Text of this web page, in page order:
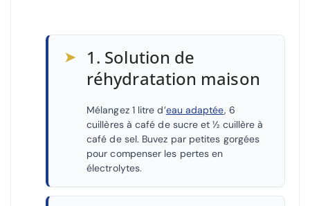
➤ 1. Solution de
réhydratation maison
Mélangez 1 litre d’eau adaptée, 6
cuillères à café de sucre et ½ cuillère à
café de sel. Buvez par petites gorgées
pour compenser les pertes en
électrolytes.